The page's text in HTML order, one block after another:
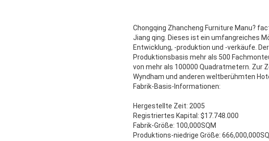
Chongqing Zhancheng Furniture Manu?
Jiang qing. Dieses ist ein umfangreiches
Entwicklung, -produktion und -verkäufe.
Produktionsbasis mehr als 500
von mehr als 100000 Quadratmetern. Zur
Wyndham und anderen weltberühmten
Fabrik-Basis-Informationen:
Hergestellte Zeit: 2005
Registriertes Kapital: $17.748.000
Fabrik-Größe: 100,000SQM
Produktions-niedrige Größe: